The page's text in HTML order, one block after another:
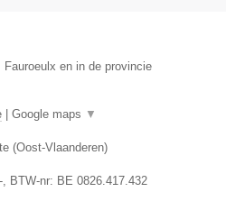
en in de provincie
Google maps ▼
(Oost-Vlaanderen)
-, BTW-nr: BE 0826.417.432